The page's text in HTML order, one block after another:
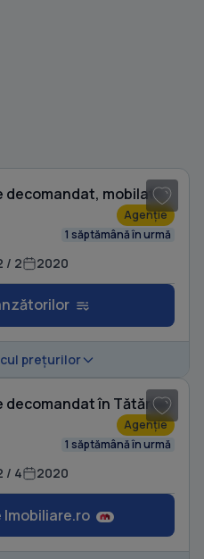
Apartament cu 3 camere decomandat, mobilat în Tătărași
Agenție
1 săptămână în urmă
/ 2 2020
prețurilor
decomandat în Tătărași
Agenție
1 săptămână în urmă
/ 4 2020
Imobiliare.ro